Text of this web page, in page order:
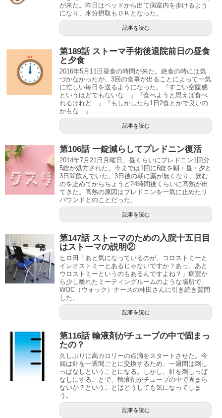
が来た。昨日はベッドから出て病室内を歩けるよう
になり、水分摂取もＯＫとなった。
記事を読む
第189話 ストーマ手術後退院前日の昼食
と夕食
2016年5月11日昼食の時間が来た。絶食の時には気
づかなかったが、3回の食事が出ることによって一気
に忙しい毎日を送るようになった。『すごい空腹感
というほどでもないな…』『食べようと思えば食べ
れるけれど…』『もしかしたら1日2食とかで良いの
かもな…』
記事を読む
第106話 一錠減らしてプレドニン復活
2014年7月21日月曜日、昼くらいにプレドニン1回分
5錠が処方された。今までは1回に6錠を朝・昼・夕と
3日間飲んでいた。3日後の朝に薬が無くなり、飲む
のを止めてからちょうど24時間後くらいに高熱が出
てきた。高熱の原因はプレドニンを一気に止めたリ
バウンドとのことだった。
記事を読む
第147話 ストーマのための入院十五日目
はストーマの説明②
ヒロ田「あと気になっているのが、コロストミーと
イレオストミーとあるじゃないですか？あっ、あと
ウロストミーというのもあるんですよね？」病室か
ら少し離れたミーティングルームのような場所で、
WOC（ウォック）ナースの林田さんに引き続き質問
した。
記事を読む
第116話 輸液剤がチューブの中で固まっ
たの？
久しぶりに高カロリーの点滴をスタートさせた。今
回は針を一週間ごとに交換するため、一週間は刺し
っぱなしということになる。しかし、針を刺しっぱ
なしにすることで、輸液剤がチューブの中で固まら
ないか？ということはどうしても気になってしま
う。
記事を読む